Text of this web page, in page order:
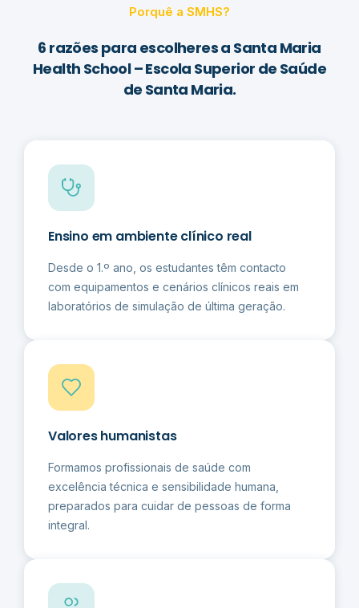
Porquê a SMHS?
6 razões para escolheres a Santa Maria
Health School – Escola Superior de Saúde
de Santa Maria.
Ensino em ambiente clínico real
Desde o 1.º ano, os estudantes têm contacto
com equipamentos e cenários clínicos reais em
laboratórios de simulação de última geração.
Valores humanistas
Formamos profissionais de saúde com
excelência técnica e sensibilidade humana,
preparados para cuidar de pessoas de forma
integral.